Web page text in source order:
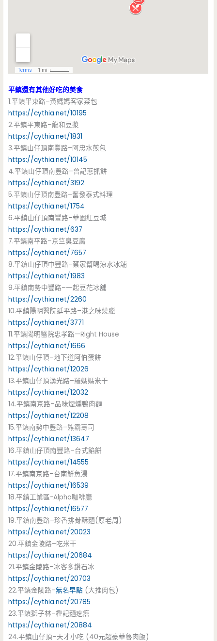
平鎮還有其他好吃的美食
1.平鎮平東路–黃媽媽客家菜包
https://cythia.net/10195
2.平鎮平東路–龍和豆漿
https://cythia.net/1831
3.平鎮山仔頂南豐路–阿忠水煎包
https://cythia.net/10145
4.平鎮山仔頂南豐路–曾記蔥抓餅
https://cythia.net/3192
5.平鎮山仔頂南豐路–奮發泰式料理
https://cythia.net/1754
6.平鎮山仔頂南豐路–華園紅豆城
https://cythia.net/637
7.平鎮南平路–京竺臭豆腐
https://cythia.net/7657
8.平鎮山仔頂中豐路–蔡家幫喝涼水冰舖
https://cythia.net/1983
9.平鎮南勢中豐路–一起豆花冰舖
https://cythia.net/2260
10.平鎮陽明醫院延平路–港之味燒臘
https://cythia.net/3771
11.平鎮陽明醫院忠孝路—Right House
https://cythia.net/1666
12.平鎮山仔頂–地下道阿伯蛋餅
https://cythia.net/12026
13.平鎮山仔頂湧光路–羅媽媽米干
https://cythia.net/12032
14.平鎮南京路–品味煙燻鴨肉麵
https://cythia.net/12208
15.平鎮南勢中豐路–熊霸壽司
https://cythia.net/13647
16.平鎮山仔頂南豐路–台式餡餅
https://cythia.net/14555
17.平鎮南京路–台南鮮魚湯
https://cythia.net/16539
18.平鎮工業區-Alpha咖啡廳
https://cythia.net/16577
19.平鎮南豐路–珍香排骨酥麵(原老周)
https://cythia.net/20023
20.平鎮金陵路–吃米干
https://cythia.net/20684
21.平鎮金陵路–冰客多鑽石冰
https://cythia.net/20703
22.平鎮金陵路–無名早點 (大推肉包)
https://cythia.net/20785
23.平鎮獅子林–檉記麵疙瘩
https://cythia.net/20884
24.平鎮山仔頂–天才小吃 (40元超豪華魯肉飯)